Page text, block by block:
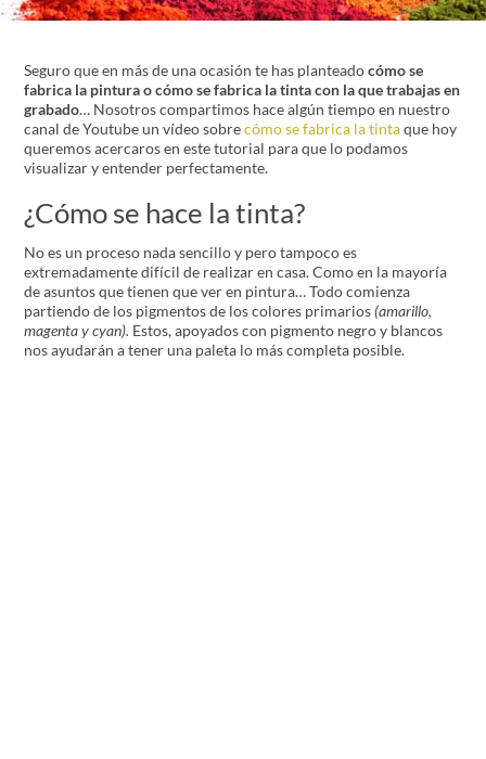
Seguro que en más de una ocasión te has planteadocómo se
fabrica la pintura o cómo se fabrica la tinta con la que trabajas en
grabado… Nosotros compartimos hace algún tiempo en nuestro
canal de Youtube un vídeo sobrecómo se fabrica la tintaque hoy
queremos acercaros en este tutorial para que lo podamos
visualizar y entender perfectamente.
¿Cómo se hace la tinta?
No es un proceso nada sencillo y pero tampoco es
extremadamente difícil de realizar en casa. Como en la mayoría
de asuntos que tienen que ver en pintura… Todo comienza
partiendo de los pigmentos de los colores primarios (amarillo,
magenta y cyan). Estos, apoyados con pigmento negro y blancos
nos ayudarán a tener una paleta lo más completa posible.